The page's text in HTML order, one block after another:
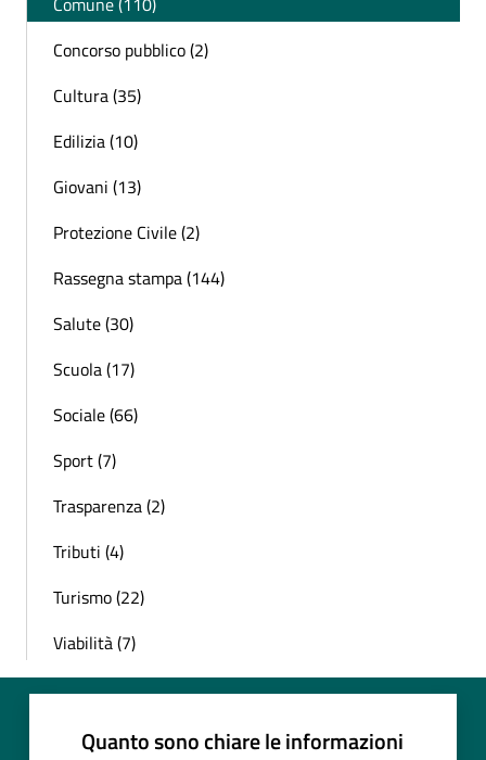
Concorso pubblico (2)
Cultura (35)
Edilizia (10)
Giovani (13)
Protezione Civile (2)
Rassegna stampa (144)
Salute (30)
Scuola (17)
Sociale (66)
Sport (7)
Trasparenza (2)
Tributi (4)
Turismo (22)
Viabilità (7)
Quanto sono chiare le informazioni